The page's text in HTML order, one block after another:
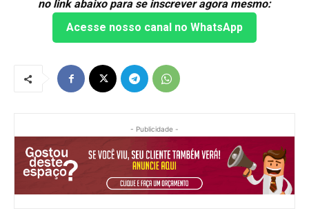
no link abaixo para se inscrever agora mesmo:
Acesse nosso canal no WhatsApp
- Publicidade -